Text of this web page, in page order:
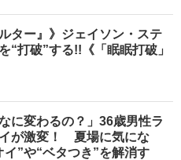
ター』》ジェイソン・ステ
“打破”する!!《「眠眠打破」
に変わるの？」36歳男性ラ
が激変！ 夏場に気にな
イ”や“ベタつき”を解消す